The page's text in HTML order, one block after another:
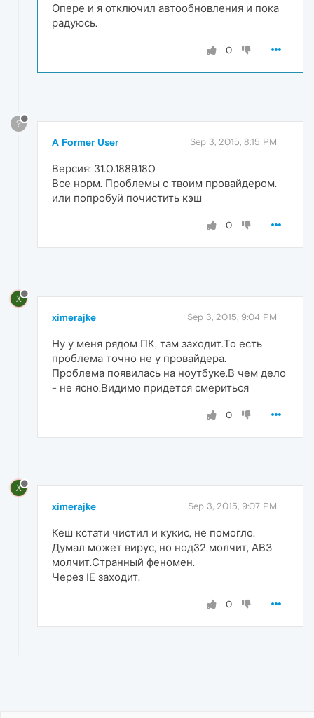
Опере и я отключил автообновления и пока
радуюсь.
0
?
A Former User Sep 3, 2015, 8:15 PM
Версия: 31.0.1889.180
Все норм. Проблемы с твоим провайдером.
или попробуй почистить кэш
0
X
ximerajke Sep 3, 2015, 9:04 PM
Ну у меня рядом ПК, там заходит.То есть
проблема точно не у провайдера.
Проблема появилась на ноутбуке.В чем дело
- не ясно.Видимо придется смериться
0
X
ximerajke Sep 3, 2015, 9:07 PM
Кеш кстати чистил и кукис, не помогло.
Думал может вирус, но нод32 молчит, АВЗ
молчит.Странный феномен.
Через IE заходит.
0